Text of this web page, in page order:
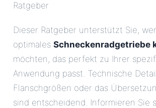
Ratgeber
Dieser Ratgeber unterstützt Sie,
optimales Schneckenradgetriebe
möchten, das perfekt zu Ihrer
Anwendung passt. Technische
Flanschgrößen oder das
sind entscheidend. Informieren Sie